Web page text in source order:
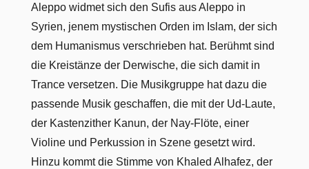
Aleppo widmet sich den Sufis aus Aleppo in
Syrien, jenem mystischen Orden im Islam, der sich
dem Humanismus verschrieben hat. Berühmt sind
die Kreistänze der Derwische, die sich damit in
Trance versetzen. Die Musikgruppe hat dazu die
passende Musik geschaffen, die mit der Ud-Laute,
der Kastenzither Kanun, der Nay-Flöte, einer
Violine und Perkussion in Szene gesetzt wird.
Hinzu kommt die Stimme von Khaled Alhafez, der